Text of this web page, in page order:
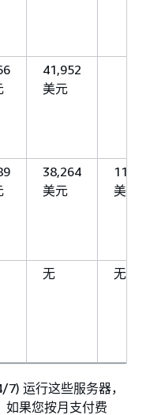
41,952
美元
38,264
美元
美元
无 无
运行这些服务器，
如果您按月支付费